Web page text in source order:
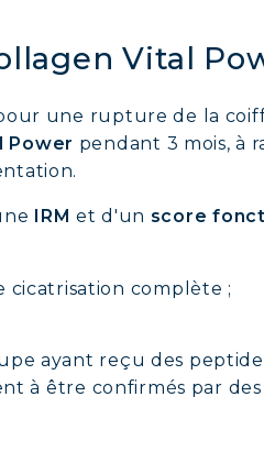
Vital
une rupture de la
Power pendant 3 mois, à
IRM et d'un score
cicatrisation complète ;
ayant reçu des
à être confirmés par